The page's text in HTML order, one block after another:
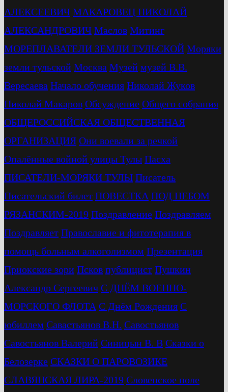
АЛЕКСЕЕВИЧ МАКАРОВЕЦ НИКОЛАЙ
АЛЕКСАНДРОВИЧ Маслов Митинг
МОРЕПЛАВАТЕЛИ ЗЕМЛИ ТУЛЬСКОЙ Моряки
земли тульской Москва Музей музей В.В.
Вересаева Начало обучения Николай Жуков
Николай Макаров Обсуждение Общего собрания
ОБЩЕРОССИЙСКАЯ ОБЩЕСТВЕННАЯ
ОРГАНИЗАЦИЯ Они воевали за речкой
Опалённые войной улицы Тулы Пасха
ПИСАТЕЛИ-МОРЯКИ ТУЛЫ Писатель
Писательский билет ПОВЕСТКА ПОД НЕБОМ
РЯЗАНСКИМ-2019 Поздравление Поздравляем
Поздравляет Православие и фитотерапия в
помощь больным алкоголизмом Презентация
Приокские зори Псков публицист Пушкин
Александр Сергеевич С ДНЁМ ВОЕННО-
МОРСКОГО ФЛОТА С Днём Рождения С
юбиллем Савастьянов В.Н. Савостьянов
Савостьянов Валерий Синицын В. В Сказки о
Белозерке СКАЗКИ О ПАРОВОЗИКЕ
СЛАВЯНСКАЯ ЛИРА-2019 Словенское поле